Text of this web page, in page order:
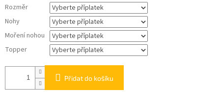
Rozměr
Nohy
Moření nohou
Topper
Přidat do košíku